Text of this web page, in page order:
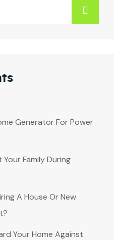
Generator For Power
Family During
A House Or New
Your Home Against